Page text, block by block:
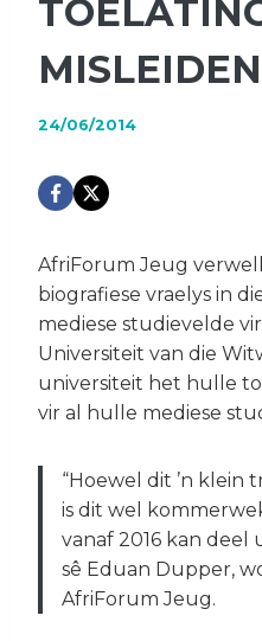
24/06/2014
AfriForum Jeug
biografiese vraelys in
mediese studievelde
Universiteit van die
universiteit het hulle
vir al hulle mediese
“Hoewel dit ’n klein
is dit wel
vanaf 2016 kan deel
sê Eduan Dupper,
AfriForum Jeug.